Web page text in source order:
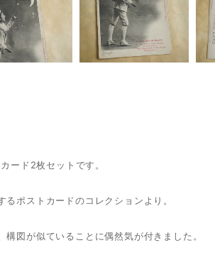
ード2枚セットです。
ポストカードのコレクションより。
図が似ていることに偶然気が付きました。